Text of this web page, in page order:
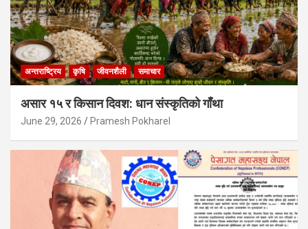
अन्तराष्ट्रिय कृषि जीवनशैली समाचार
असार १५ र किसान दिवश: धान संस्कृतिको गाँथा
June 29, 2026 Pramesh Pokharel